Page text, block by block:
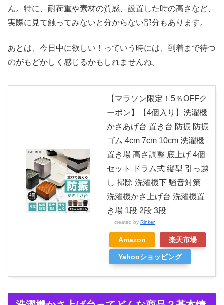
ん。特に、耐荷重や素材の質感、設置した時の高さなど、
実際に見て触ってみないと分からない部分もあります。
あとは、今日中に欲しい！っていう時には、到着まで待つ
のがもどかしく感じるかもしれませんね。
【マラソン限定！5％OFFク
ーポン】【4個入り】洗濯機
かさあげ台 置き台 防振 防振
ゴム 4cm 7cm 10cm 洗濯機
置き場 高さ調整 底上げ 4個
セット ドラム式 縦型 引っ越
し 掃除 洗濯機下 騒音対策
洗濯機かさ上げ台 洗濯機置
き場 1段 2段 3段
created by Rinker
Amazon 楽天市場
Yahooショッピング